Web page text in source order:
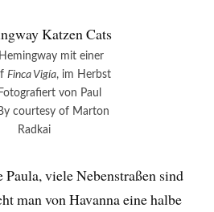
mit einer
Finca Vigía, im Herbst
von Paul
courtesy of Marton
Radkai
Paula, viele Nebenstraßen sind
man von Havanna eine halbe